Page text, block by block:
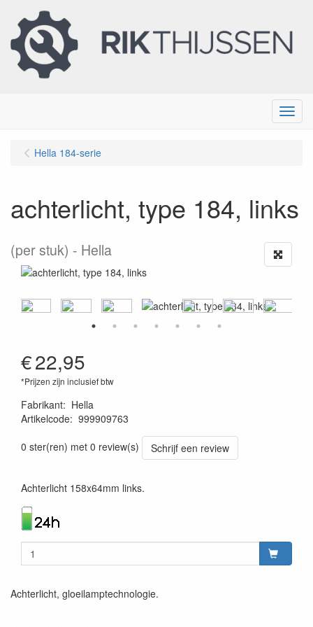
Menu
Hella 184-serie
achterlicht, type 184, links
(per stuk) Hella
€22,95
*Prijzen zijn inclusief btw
Fabrikant: Hella
Artikelcode: 999909763
0 ster(ren) met 0 review(s)
Schrijf een review
Achterlicht 158x64mm links.
Achterlicht, gloeilamptechnologie.